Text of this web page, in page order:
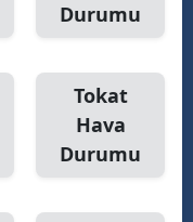
Durumu
Tokat
Hava
Durumu